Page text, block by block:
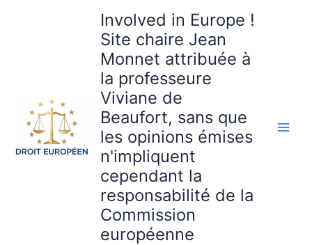
Involved in Europe !
Site chaire Jean
Monnet attribuée à
la professeure
Viviane de
Beaufort, sans que
les opinions émises
n'impliquent
cependant la
responsabilité de la
Commission
européenne